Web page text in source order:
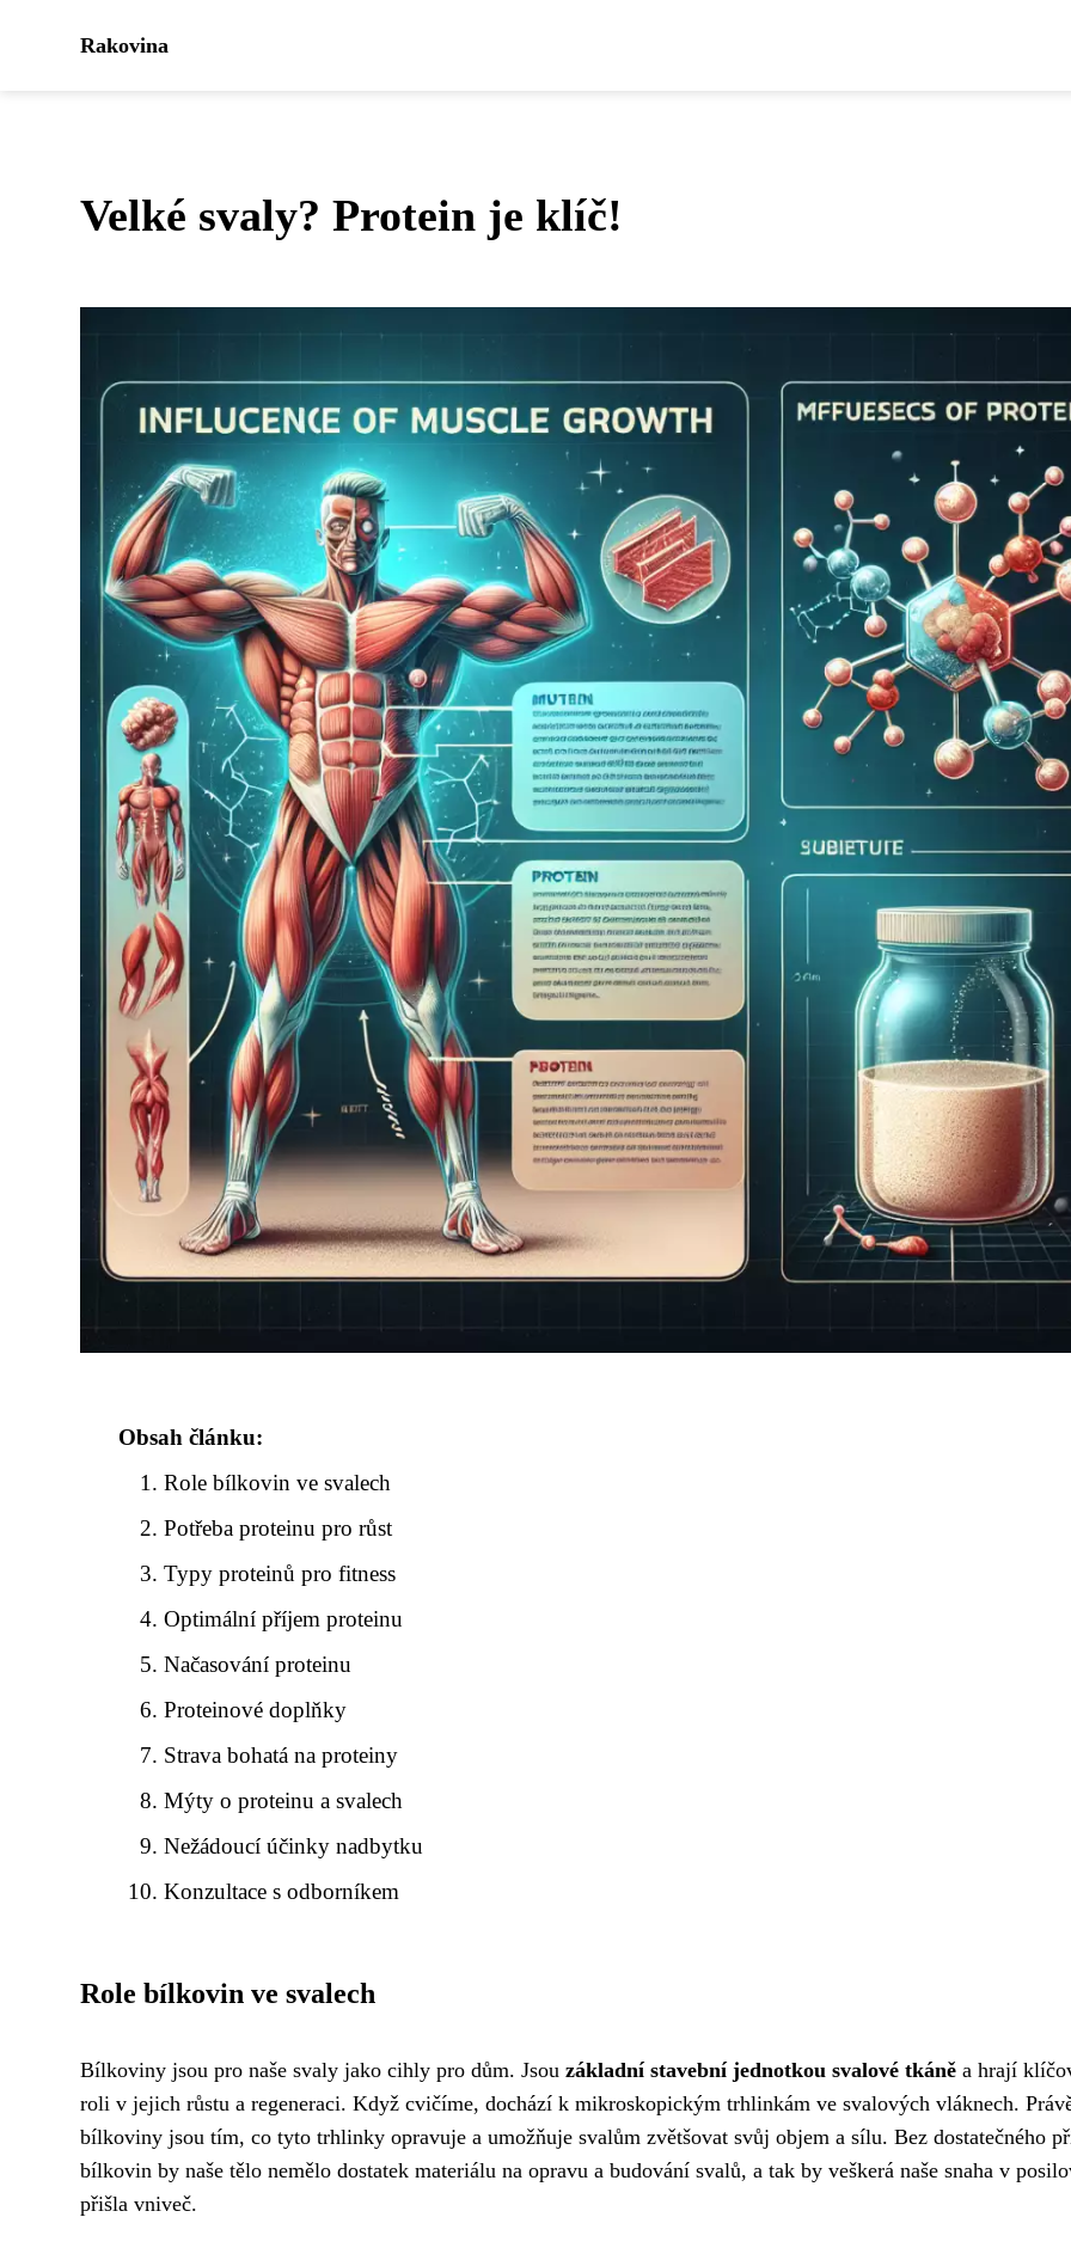
Rakovina
Velké svaly? Protein je klíč!
Obsah článku:
Role bílkovin ve svalech
Potřeba proteinu pro růst
Typy proteinů pro fitness
Optimální příjem proteinu
Načasování proteinu
Proteinové doplňky
Strava bohatá na proteiny
Mýty o proteinu a svalech
Nežádoucí účinky nadbytku
Konzultace s odborníkem
Role bílkovin ve svalech
Bílkoviny jsou pro naše svaly jako cihly pro dům. Jsou základní stavební jednotkou svalové tkáně a hrají
roli v jejich růstu a regeneraci. Když cvičíme, dochází k mikroskopickým trhlinkám ve svalových vláknech.
bílkoviny jsou tím, co tyto trhlinky opravuje a umožňuje svalům zvětšovat svůj objem a sílu. Bez dostatečného
bílkovin by naše tělo nemělo dostatek materiálu na opravu a budování svalů, a tak by veškerá naše snaha v
přišla vniveč.